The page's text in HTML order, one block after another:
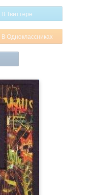
В Твиттере
В Одноклассниках